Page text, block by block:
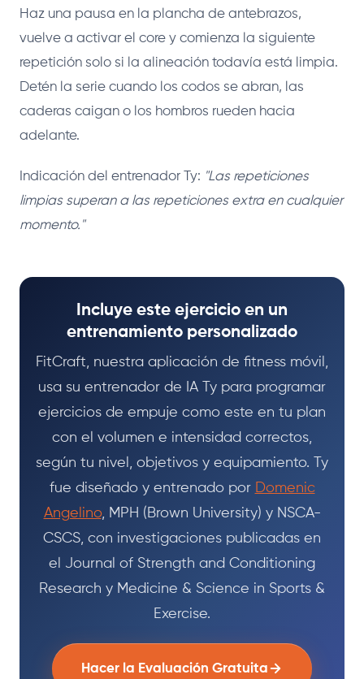
Haz una pausa en la plancha de antebrazos,
vuelve a activar el core y comienza la siguiente
repetición solo si la alineación todavía está limpia.
Detén la serie cuando los codos se abran, las
caderas caigan o los hombros rueden hacia
adelante.
Indicación del entrenador Ty: "Las repeticiones
limpias superan a las repeticiones extra en cualquier
momento."
Incluye este ejercicio en un
entrenamiento personalizado
FitCraft, nuestra aplicación de fitness móvil,
usa su entrenador de IA Ty para programar
ejercicios de empuje como este en tu plan
con el volumen e intensidad correctos,
según tu nivel, objetivos y equipamiento. Ty
fue diseñado y entrenado por
Domenic
Angelino, MPH (Brown University) y NSCA-
CSCS, con investigaciones publicadas en
el Journal of Strength and Conditioning
Research y Medicine & Science in Sports &
Exercise.
Hacer la Evaluación Gratuita